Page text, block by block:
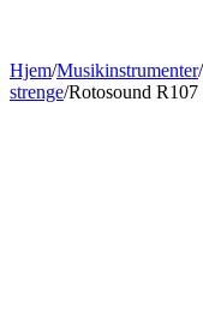
Hjem/Musikinstrumenter/
strenge/Rotosound